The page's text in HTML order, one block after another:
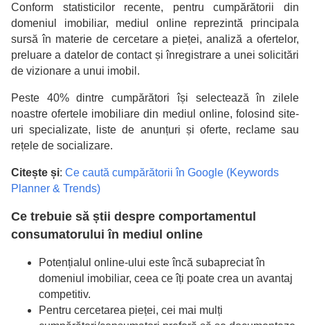
Conform statisticilor recente, pentru cumpărătorii din
domeniul imobiliar, mediul online reprezintă principala
sursă în materie de cercetare a pieței, analiză a ofertelor,
preluare a datelor de contact și înregistrare a unei solicitări
de vizionare a unui imobil.
Peste 40% dintre cumpărători își selectează în zilele
noastre ofertele imobiliare din mediul online, folosind site-
uri specializate, liste de anunțuri și oferte, reclame sau
rețele de socializare.
Citește și: Ce caută cumpărătorii în Google (Keywords
Planner & Trends)
Ce trebuie să știi despre comportamentul
consumatorului în mediul online
Potențialul online-ului este încă subapreciat în
domeniul imobiliar, ceea ce îți poate crea un avantaj
competitiv.
Pentru cercetarea pieței, cei mai mulți